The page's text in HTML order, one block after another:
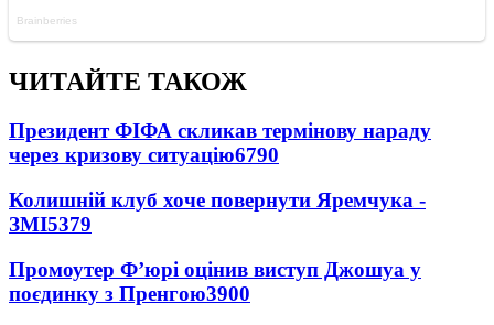
ЧИТАЙТЕ ТАКОЖ
Президент ФІФА скликав термінову нараду
через кризову ситуацію6790
Колишній клуб хоче повернути Яремчука -
ЗМІ5379
Промоутер Ф’юрі оцінив виступ Джошуа у
поєдинку з Пренгою3900